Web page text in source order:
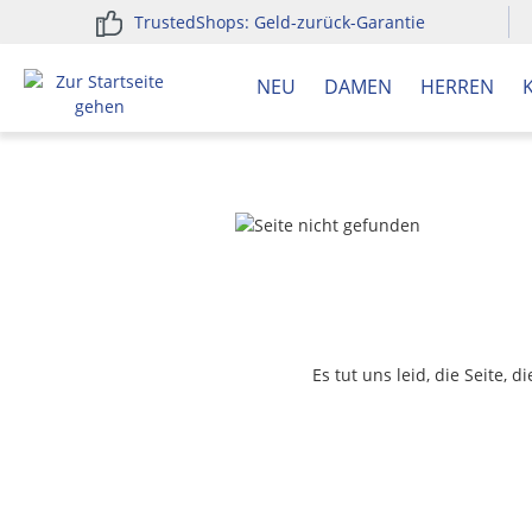
Zur Hauptnavigation springen
TrustedShops: Geld-zurück-Garantie
NEU DAMEN HERREN
Es tut uns leid, die Seite,